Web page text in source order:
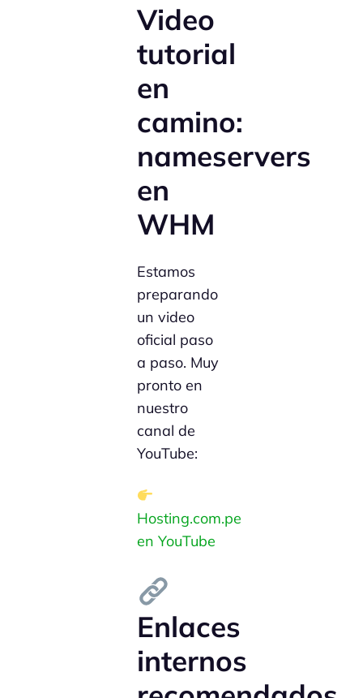
Video
tutorial
en
camino:
nameservers
en
WHM
Estamos
preparando
un video
oficial paso
a paso. Muy
pronto en
nuestro
canal de
YouTube:
Hosting.com.pe
en YouTube
Enlaces
internos